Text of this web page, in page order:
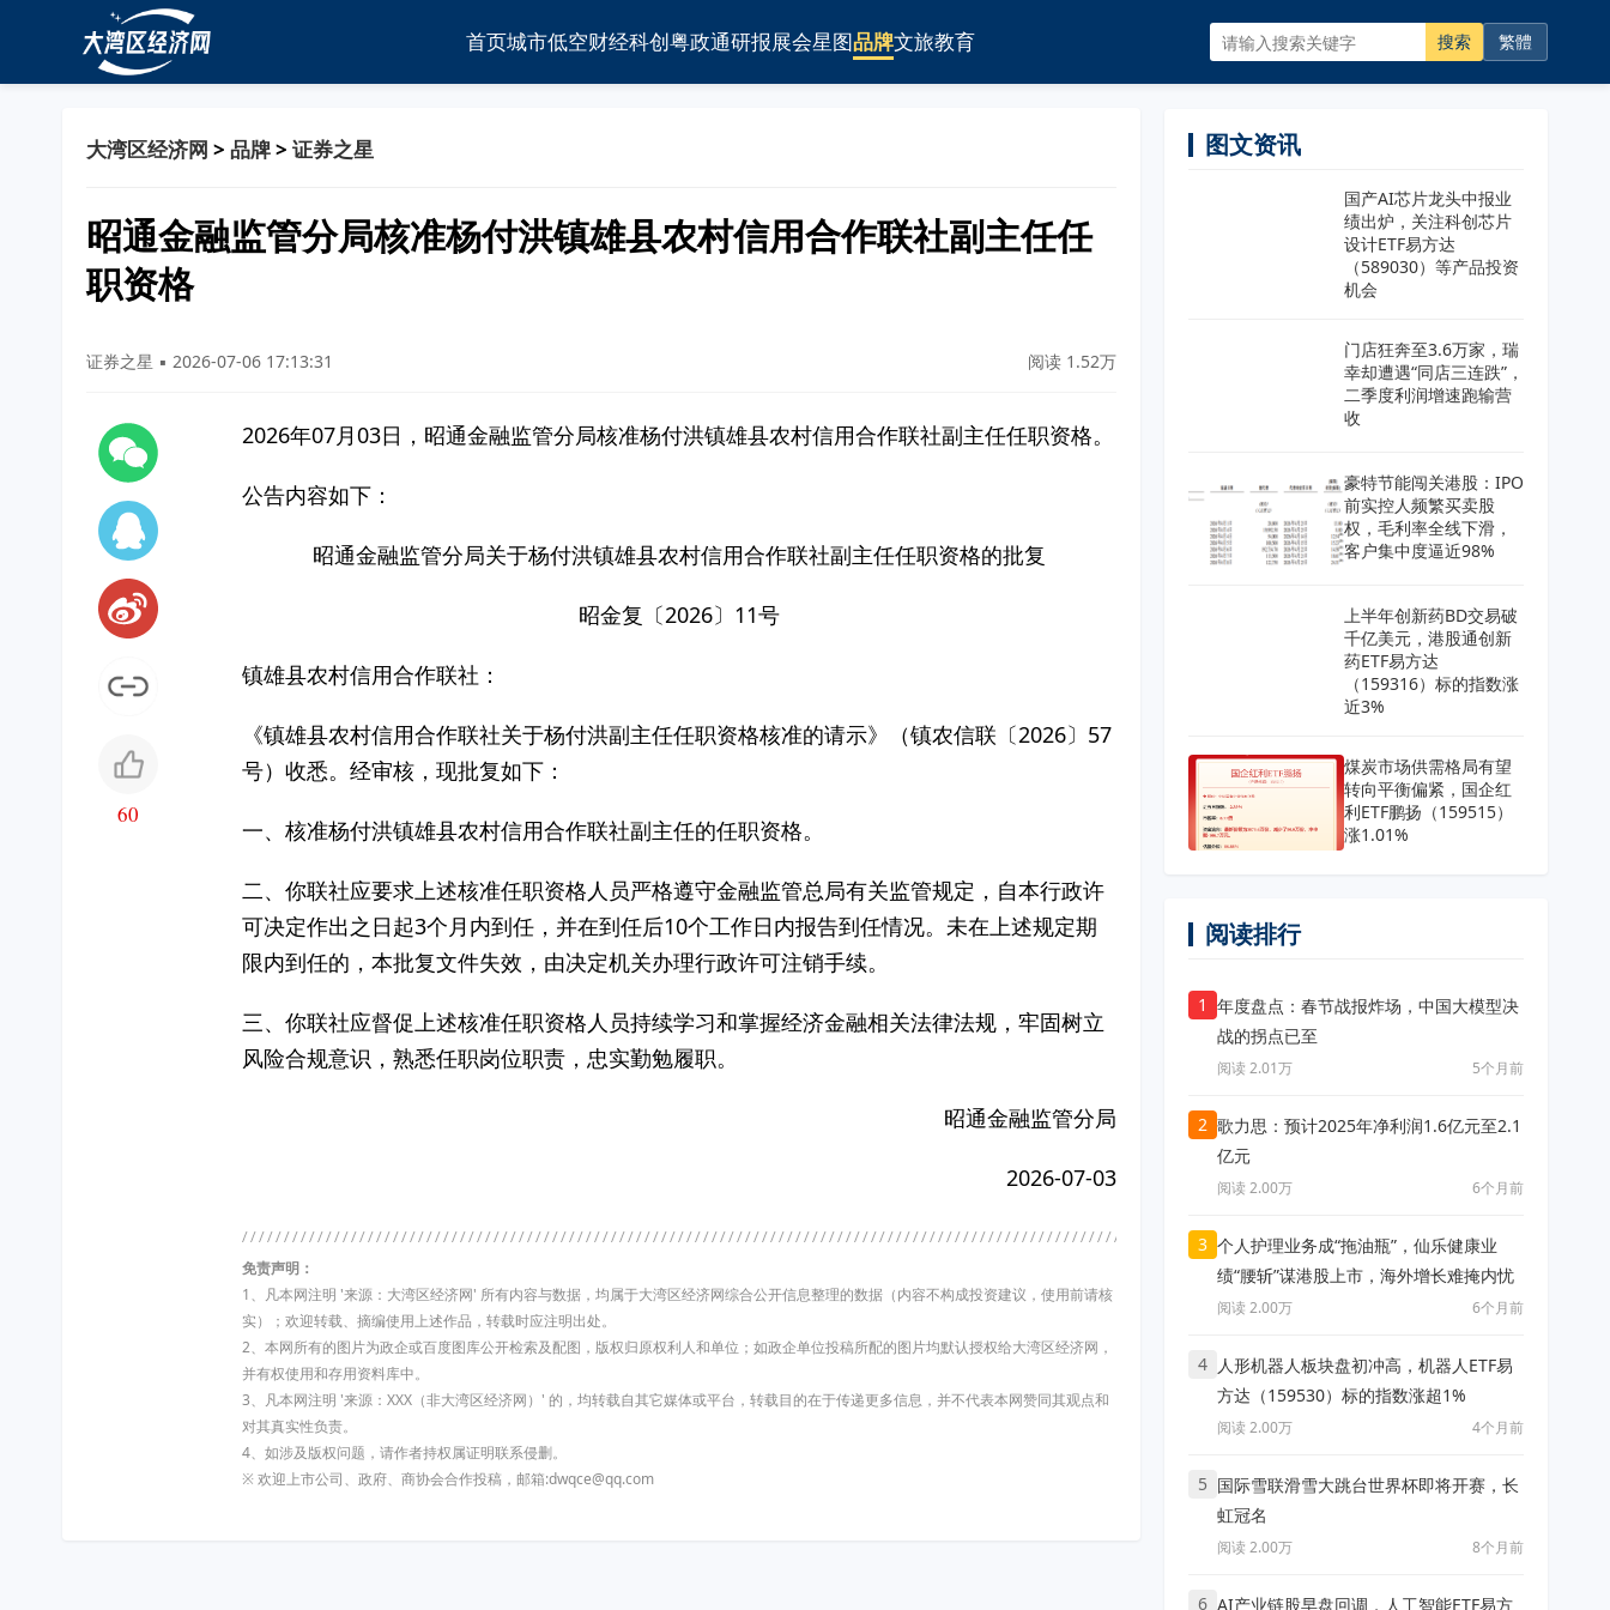
首页城市低空财经科创粤政通研报展会星图品牌文旅教育 搜索 繁體
大湾区经济网 > 品牌> 证券之星
昭通金融监管分局核准杨付洪镇雄县农村信用合作联社副主任任
职资格
证券之星 ▪ 2026-07-06 17:13:31 阅读 1.52万
60
2026年07月03日，昭通金融监管分局核准杨付洪镇雄县农村信用合作联社副主任任职资格。
公告内容如下：
昭通金融监管分局关于杨付洪镇雄县农村信用合作联社副主任任职资格的批复
昭金复〔2026〕11号
镇雄县农村信用合作联社：
《镇雄县农村信用合作联社关于杨付洪副主任任职资格核准的请示》（镇农信联〔2026〕57
号）收悉。经审核，现批复如下：
一、核准杨付洪镇雄县农村信用合作联社副主任的任职资格。
二、你联社应要求上述核准任职资格人员严格遵守金融监管总局有关监管规定，自本行政许
可决定作出之日起3个月内到任，并在到任后10个工作日内报告到任情况。未在上述规定期
限内到任的，本批复文件失效，由决定机关办理行政许可注销手续。
三、你联社应督促上述核准任职资格人员持续学习和掌握经济金融相关法律法规，牢固树立
风险合规意识，熟悉任职岗位职责，忠实勤勉履职。
昭通金融监管分局
2026-07-03
免责声明：
1、凡本网注明 '来源：大湾区经济网' 所有内容与数据，均属于大湾区经济网综合公开信息整理的数据（内容不构成投资建议，使用前请核
实）；欢迎转载、摘编使用上述作品，转载时应注明出处。
2、本网所有的图片为政企或百度图库公开检索及配图，版权归原权利人和单位；如政企单位投稿所配的图片均默认授权给大湾区经济网，
并有权使用和存用资料库中。
3、凡本网注明 '来源：XXX（非大湾区经济网）' 的，均转载自其它媒体或平台，转载目的在于传递更多信息，并不代表本网赞同其观点和
对其真实性负责。
4、如涉及版权问题，请作者持权属证明联系侵删。
※ 欢迎上市公司、政府、商协会合作投稿，邮箱:dwqce@qq.com
图文资讯
国产AI芯片龙头中报业
绩出炉，关注科创芯片
设计ETF易方达
（589030）等产品投资
机会
门店狂奔至3.6万家，瑞
幸却遭遇“同店三连跌”，
二季度利润增速跑输营
收
豪特节能闯关港股：IPO
前实控人频繁买卖股
权，毛利率全线下滑，
客户集中度逼近98%
上半年创新药BD交易破
千亿美元，港股通创新
药ETF易方达
（159316）标的指数涨
近3%
煤炭市场供需格局有望
转向平衡偏紧，国企红
利ETF鹏扬（159515）
涨1.01%
阅读排行
1 年度盘点：春节战报炸场，中国大模型决
战的拐点已至
阅读 2.01万 5个月前
2 歌力思：预计2025年净利润1.6亿元至2.1
亿元
阅读 2.00万 6个月前
3 个人护理业务成“拖油瓶”，仙乐健康业
绩“腰斩”谋港股上市，海外增长难掩内忧
阅读 2.00万 6个月前
4 人形机器人板块盘初冲高，机器人ETF易
方达（159530）标的指数涨超1%
阅读 2.00万 4个月前
5 国际雪联滑雪大跳台世界杯即将开赛，长
虹冠名
阅读 2.00万 8个月前
6 AI产业链股早盘回调，人工智能ETF易方